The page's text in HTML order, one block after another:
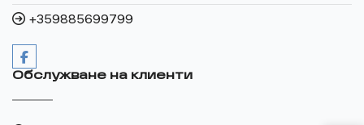
+359885699799
Обслужване на клиенти